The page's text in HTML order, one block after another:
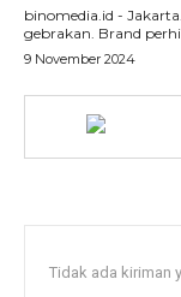
binomedia.id -
gebrakan. Brand
9 November 2024
Tidak ada kiriman